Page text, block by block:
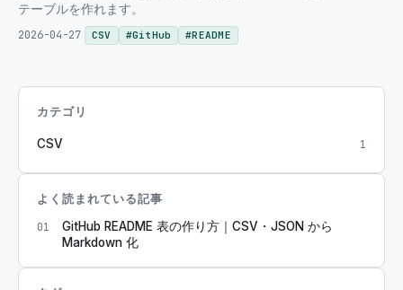
テーブルを作れます。
2026-04-27
CSV #GitHub #README
カテゴリ
CSV 1
よく読まれている記事
01
GitHub README 表の作り方｜CSV・JSON から
Markdown 化